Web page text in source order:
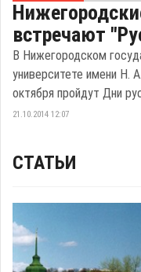
встречают
В Нижегородском
университете имени Н.
октября пройдут Дни
21.10.2014 12:07
СТАТЬИ